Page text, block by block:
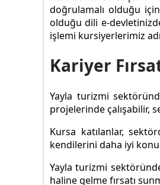
doğrulamalı olduğu
olduğu dili e-
işlemi kursiyerlerimiz
Kariyer
Yayla turizmi
projelerinde çalışabilir,
Kursa katılanlar,
kendilerini daha iyi
Yayla turizmi
haline gelme fırsatı